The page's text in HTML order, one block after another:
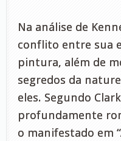
Na análise de
conflito entre sua
pintura, além de
segredos da
eles. Segundo
profundamente
o manifestado em